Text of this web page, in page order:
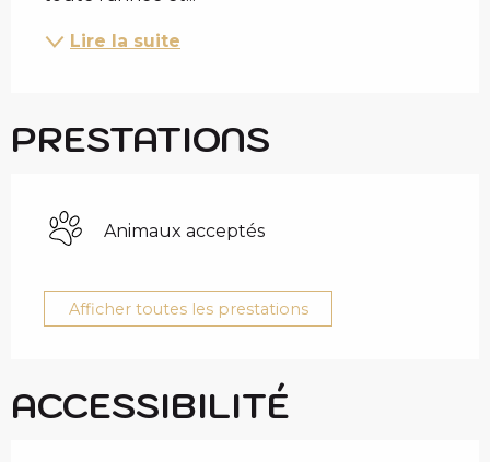
Lire la suite
PRESTATIONS
Animaux acceptés
Afficher toutes les prestations
ACCESSIBILITÉ